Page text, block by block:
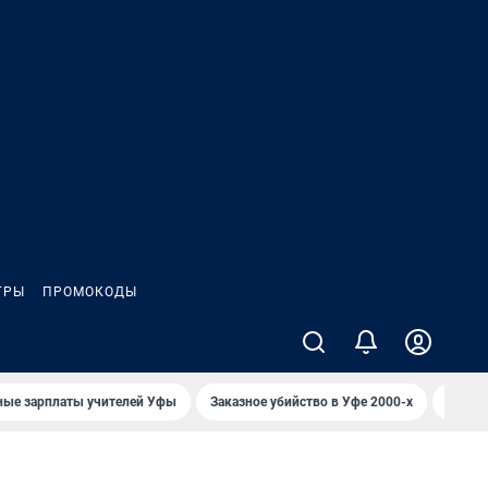
ПРОМОКОДЫ
зарплаты учителей Уфы Заказное убийство в Уфе 2000-х